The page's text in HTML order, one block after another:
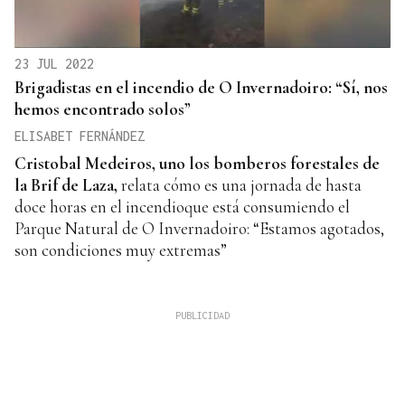
23 JUL 2022
Brigadistas en el incendio de O Invernadoiro: “Sí, nos
hemos encontrado solos”
ELISABET FERNÁNDEZ
Cristobal Medeiros, uno los bomberos forestales de
la Brif de Laza, relata cómo es una jornada de hasta
doce horas en el incendioque está consumiendo el
Parque Natural de O Invernadoiro: “Estamos agotados,
son condiciones muy extremas”